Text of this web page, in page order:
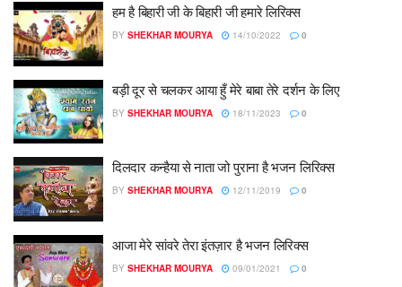
हम है बिहारी जी के बिहारी जी हमारे लिरिक्स
BY SHEKHAR MOURYA 14/10/2022 0
बड़ी दूर से चलकर आया हुँ मेरे बाबा तेरे दर्शन के लिए
BY SHEKHAR MOURYA 18/11/2023 0
दिलदार कन्हैया से नाता जो पुराना है भजन लिरिक्स
BY SHEKHAR MOURYA 12/11/2019 0
आजा मेरे सांवरे तेरा इंतज़ार है भजन लिरिक्स
BY SHEKHAR MOURYA 09/01/2021 0